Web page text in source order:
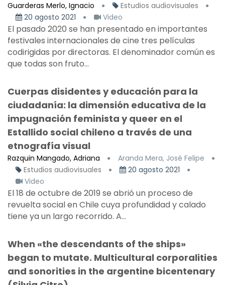
Guarderas Merlo, Ignacio
Estudios audiovisuales
20 agosto 2021
Video
El pasado 2020 se han presentado en importantes
festivales internacionales de cine tres películas
codirigidas por directoras. El denominador común es
que todas son fruto...
Cuerpas disidentes y educación para la
ciudadanía: la dimensión educativa de la
impugnación feminista y queer en el
Estallido social chileno a través de una
etnografía visual
Razquin Mangado, Adriana
Aranda Mera, José Felipe
Estudios audiovisuales
20 agosto 2021
Video
El 18 de octubre de 2019 se abrió un proceso de
revuelta social en Chile cuya profundidad y calado
tiene ya un largo recorrido. A...
When «the descendants of the ships»
began to mutate. Multicultural corporalities
and sonorities in the argentine bicentenary